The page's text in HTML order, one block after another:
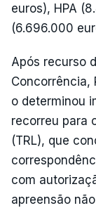
euros), HPA
(6.696.000
Após recurso
Concorrência,
o determinou
recorreu para
(TRL), que
com
apreensão